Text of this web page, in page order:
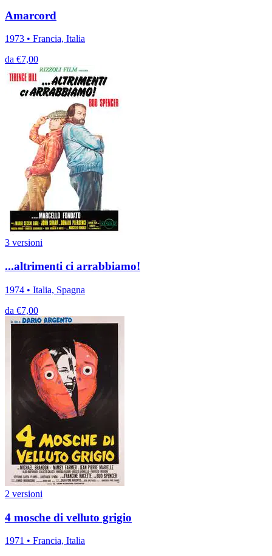
Amarcord
1973 • Francia, Italia
da €7,00
3 versioni
...altrimenti ci arrabbiamo!
1974 • Italia, Spagna
da €7,00
2 versioni
4 mosche di velluto grigio
1971 • Francia, Italia